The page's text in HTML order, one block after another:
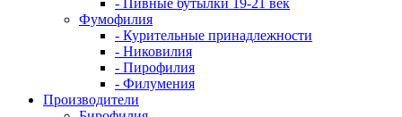
- Пивные бутылки 19-21 век
Фумофилия
- Курительные принадлежности
- Никовилия
- Пирофилия
- Филумения
Производители